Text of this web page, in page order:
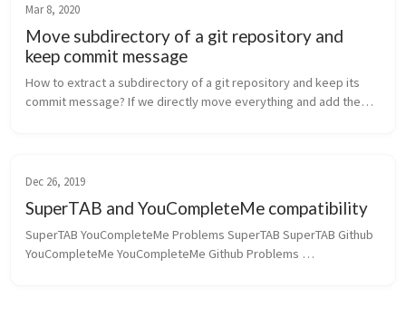
Mar 8, 2020
Move subdirectory of a git repository and
keep commit message
How to extract a subdirectory of a git repository and keep its
commit message? If we directly move everything and add them
Dec 26, 2019
SuperTAB and YouCompleteMe compatibility
SuperTAB YouCompleteMe Problems SuperTAB SuperTAB Github
YouCompleteMe YouCompleteMe Github Problems